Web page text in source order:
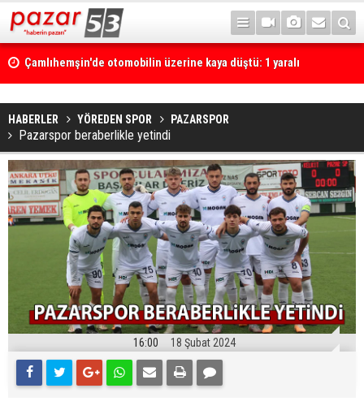
Çamlıhemşin'de otomobilin üzerine kaya düştü: 1 yaralı
HABERLER YÖREDEN SPOR PAZARSPOR
Pazarspor beraberlikle yetindi
16:00 18 Şubat 2024